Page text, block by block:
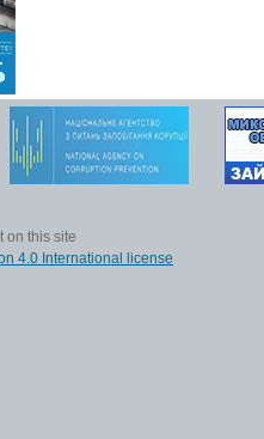
on this site
4.0 International license